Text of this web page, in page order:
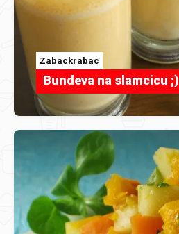
Zabackrabac
Bundeva na slamcicu ;)